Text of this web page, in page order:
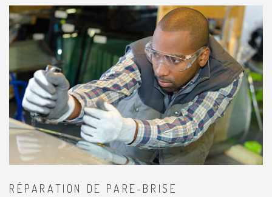
RÉPARATION DE PARE-BRISE